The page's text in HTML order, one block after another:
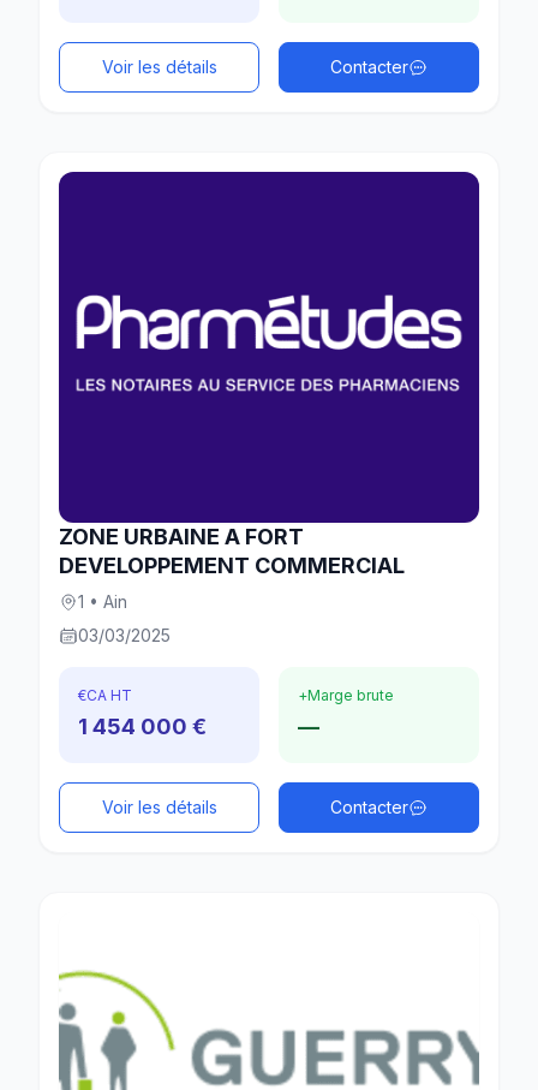
Voir les détails Contacter
ZONE URBAINE A FORT
DEVELOPPEMENT COMMERCIAL
1 • Ain
03/03/2025
€CA HT
1 454 000 €
+Marge brute
—
Voir les détails Contacter